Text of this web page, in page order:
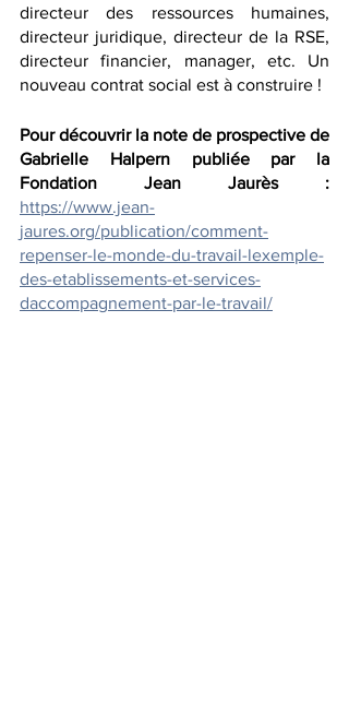
directeur des ressources humaines,
directeur juridique, directeur de la RSE,
directeur financier, manager, etc. Un
nouveau contrat social est à construire !
Pour découvrir la note de prospective de
Gabrielle Halpern publiée par la
https://www.jean-
jaures.org/publication/comment-
repenser-le-monde-du-travail-lexemple-
des-etablissements-et-services-
daccompagnement-par-le-travail/